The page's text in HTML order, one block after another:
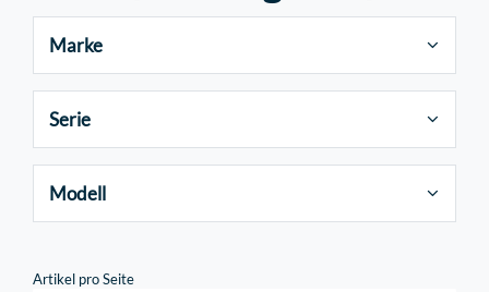
Marke
Serie
Modell
Artikel pro Seite